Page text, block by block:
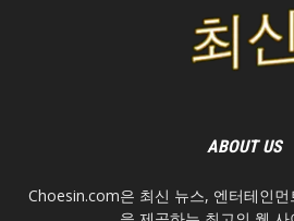
ABOUT US
Choesin.com은 최신 뉴스, 엔터테인